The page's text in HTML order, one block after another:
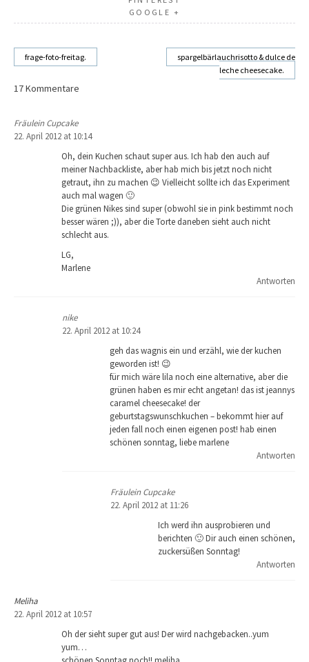
GOOGLE +
Beitragsnavigation
frage-foto-freitag.
spargelbärlauchrisotto & dulce de
leche cheesecake.
17 Kommentare
Fräulein Cupcake
22. April 2012 at 10:14
Oh, dein Kuchen schaut super aus. Ich hab den auch auf
meiner Nachbackliste, aber hab mich bis jetzt noch nicht
getraut, ihn zu machen 😉 Vielleicht sollte ich das Experiment
auch mal wagen 🙂
Die grünen Nikes sind super (obwohl sie in pink bestimmt noch
besser wären ;)), aber die Torte daneben sieht auch nicht
schlecht aus.
LG,
Marlene
Antworten
nike
22. April 2012 at 10:24
geh das wagnis ein und erzähl, wie der kuchen
geworden ist! 😉
für mich wäre lila noch eine alternative, aber die
grünen haben es mir echt angetan! das ist jeannys
caramel cheesecake! der
geburtstagswunschkuchen – bekommt hier auf
jeden fall noch einen eigenen post! hab einen
schönen sonntag, liebe marlene
Antworten
Fräulein Cupcake
22. April 2012 at 11:26
Ich werd ihn ausprobieren und
berichten 🙂 Dir auch einen schönen,
zuckersüßen Sonntag!
Antworten
Meliha
22. April 2012 at 10:57
Oh der sieht super gut aus! Der wird nachgebacken..yum
yum…